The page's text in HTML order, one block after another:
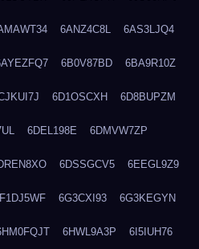
6ANZ4C8L 6AS3LJQ4
6B0V87BD 6BA9R10Z
6D1OSCXH 6D8BUPZM
6DEL198E 6DMVW7ZP
6DSSGCV5 6EEGL9Z9
6G3CXI93 6G3KEGYN
6HWL9A3P 6I5IUH76